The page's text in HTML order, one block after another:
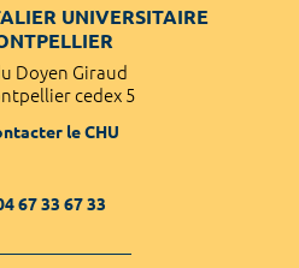
UNIVERSITAIRE
Doyen Giraud
cedex 5
le CHU
67 33 67 33